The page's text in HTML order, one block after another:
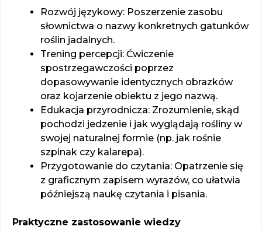
Rozwój językowy: Poszerzenie zasobu
słownictwa o nazwy konkretnych gatunków
roślin jadalnych.
Trening percepcji: Ćwiczenie
spostrzegawczości poprzez
dopasowywanie identycznych obrazków
oraz kojarzenie obiektu z jego nazwą.
Edukacja przyrodnicza: Zrozumienie, skąd
pochodzi jedzenie i jak wyglądają rośliny w
swojej naturalnej formie (np. jak rośnie
szpinak czy kalarepa).
Przygotowanie do czytania: Opatrzenie się
z graficznym zapisem wyrazów, co ułatwia
późniejszą naukę czytania i pisania.
Praktyczne zastosowanie wiedzy